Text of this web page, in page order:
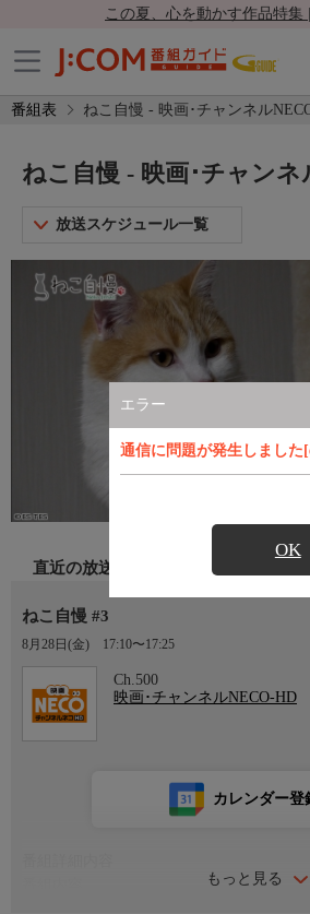
この夏、心を動かす作品特集
番組表 ねこ自慢 - 映画･チャンネル
エラー
通信に問題が発生しました
OK
ねこ自慢 - 映画･チャンネ
放送スケジュール一覧
直近の放送
ねこ自慢 #3
8月28日(金) 17:10〜17:25
Ch.500
映画･チャンネルNECO-HD
もっと見る
カレンダー登